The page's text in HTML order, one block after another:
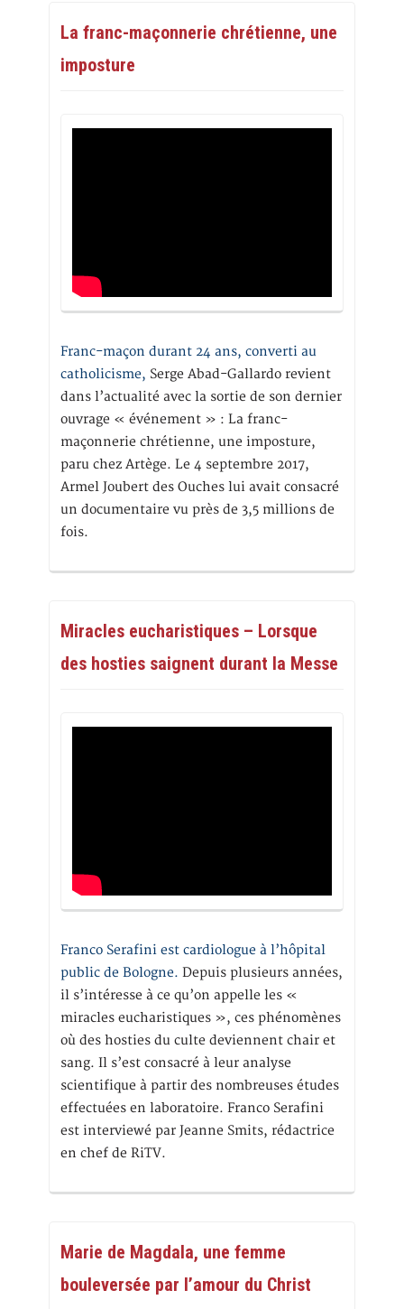
La franc-maçonnerie chrétienne, une
imposture
Franc-maçon durant 24 ans, converti au
catholicisme, Serge Abad-Gallardo revient
dans l’actualité avec la sortie de son dernier
ouvrage « événement » : La franc-
maçonnerie chrétienne, une imposture,
paru chez Artège. Le 4 septembre 2017,
Armel Joubert des Ouches lui avait consacré
un documentaire vu près de 3,5 millions de
fois.
Miracles eucharistiques – Lorsque
des hosties saignent durant la Messe
Franco Serafini est cardiologue à l’hôpital
public de Bologne. Depuis plusieurs années,
il s’intéresse à ce qu’on appelle les «
miracles eucharistiques », ces phénomènes
où des hosties du culte deviennent chair et
sang. Il s’est consacré à leur analyse
scientifique à partir des nombreuses études
effectuées en laboratoire. Franco Serafini
est interviewé par Jeanne Smits, rédactrice
en chef de RiTV.
Marie de Magdala, une femme
bouleversée par l’amour du Christ